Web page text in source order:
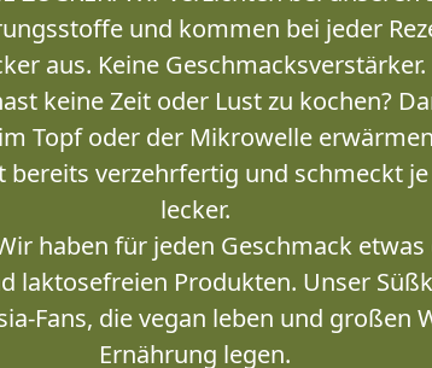
und kommen bei jeder
aus. Keine Geschmacksverstärker.
keine Zeit oder Lust zu kochen?
Topf oder der Mikrowelle
bereits verzehrfertig und schmeckt
lecker.
Wir haben für jeden Geschmack
laktosefreien Produkten. Unser
Fans, die vegan leben und großen
Ernährung legen.